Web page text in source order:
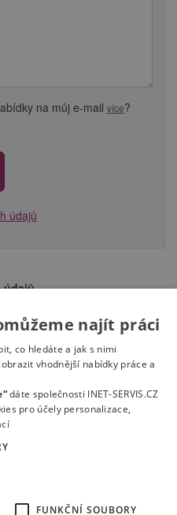
na můj e-mail více?
údajů
údajů
Správce) zpracovávat v
údajů 110/2019 Sb. a v
osobních údajů (EU)
za účelem náboru
pracovní pozici.Zpracování
zajišťovat provozovatel webu
s.r.o. IČ: 27523209
najít práci
co hledáte a jak s nimi
vhodnější nabídky práce a
dáte společnosti INET-SERVIS.CZ
pro účely personalizace,
FUNKČNÍ SOUBORY